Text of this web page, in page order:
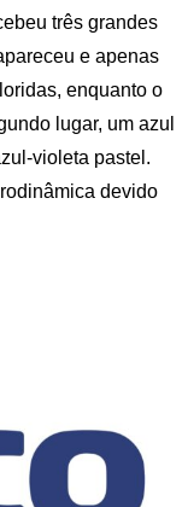
três grandes
e apenas
enquanto o
lugar, um azul
violeta pastel.
devido